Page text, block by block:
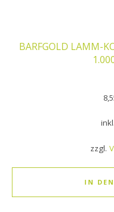
BARFGOLD LAMM-
zzgl.
IN